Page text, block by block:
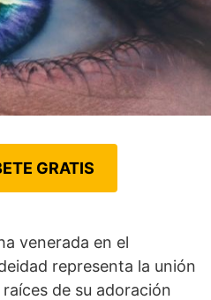
GRATIS
venerada en el
representa la unión
de su adoración